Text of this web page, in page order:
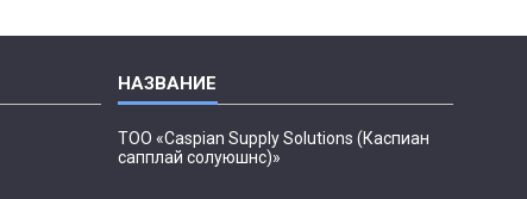
ТОО «Caspian Supply Solutions (Каспиан
сапплай солуюшнс)»